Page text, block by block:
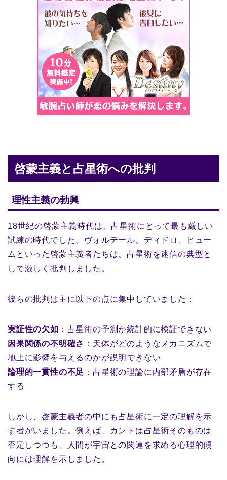
啓蒙主義と占星術への批判
理性主義の勃興
18世紀の啓蒙主義時代は、占星術にとって最も厳しい
試練の時代でした。ヴォルテール、ディドロ、ヒュー
ムといった啓蒙主義者たちは、占星術を迷信の典型と
して激しく批判しました。
彼らの批判は主に以下の点に集中していました：
実証性の欠如 ：占星術の予測が統計的に検証できない
因果関係の不明確さ ：天体がどのようなメカニズムで
地上に影響を与えるのかが説明できない
論理的一貫性の不足 ：占星術の理論に内部矛盾が存在
する
しかし、啓蒙主義者の中にも占星術に一定の理解を示
す者がいました。例えば、カントは占星術そのものは
否定しつつも、人間が宇宙との関連を求める心理的傾
向には理解を示しました。